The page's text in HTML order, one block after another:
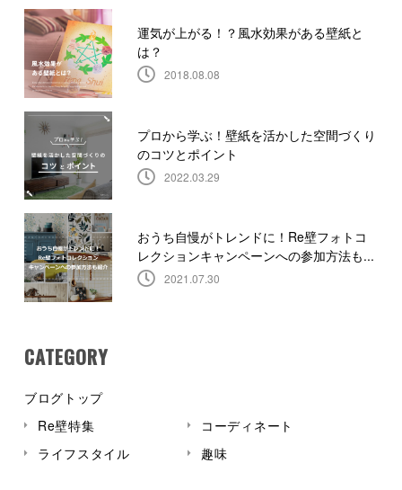
運気が上がる！？風水効果がある壁紙と
は？
2018.08.08
プロから学ぶ！壁紙を活かした空間づくり
のコツとポイント
2022.03.29
おうち自慢がトレンドに！Re壁フォトコ
レクションキャンペーンへの参加方法も...
2021.07.30
CATEGORY
ブログトップ
Re壁特集
コーディネート
ライフスタイル
趣味